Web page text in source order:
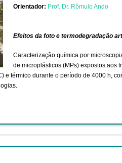
Orientador: Prof. Dr. Rômulo Ando
Efeitos da foto e termodegradação
Caracterização química por
de microplásticos (MPs) expostos aos
e térmico durante o período de 4000 h,